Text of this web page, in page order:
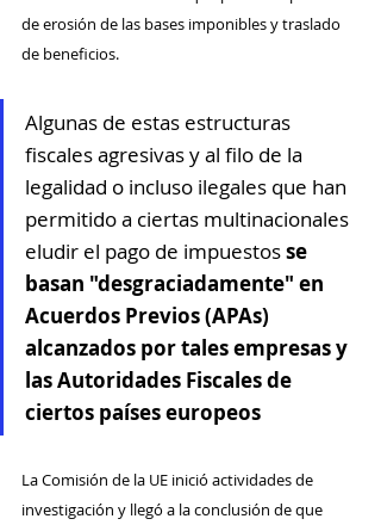
de erosión de las bases imponibles y traslado
de beneficios.
Algunas de estas estructuras
fiscales agresivas y al filo de la
legalidad o incluso ilegales que han
permitido a ciertas multinacionales
eludir el pago de impuestos se
basan "desgraciadamente" en
Acuerdos Previos (APAs)
alcanzados por tales empresas y
las Autoridades Fiscales de
ciertos países europeos
La Comisión de la UE inició actividades de
investigación y llegó a la conclusión de que